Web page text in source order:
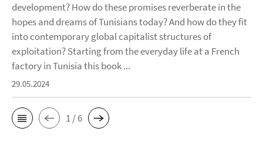
development? How do these promises reverberate in the
hopes and dreams of Tunisians today? And how do they fit
into contemporary global capitalist structures of
exploitation? Starting from the everyday life at a French
factory in Tunisia this book ...
29.05.2024
1 / 6